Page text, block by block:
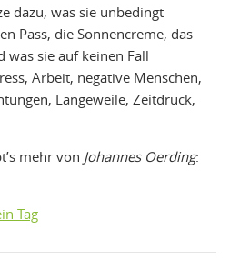
dazu, was sie unbedingt
Pass, die Sonnencreme, das
was sie auf keinen Fall
Arbeit, negative Menschen,
Langeweile, Zeitdruck,
mehr von Johannes Oerding:
Tag